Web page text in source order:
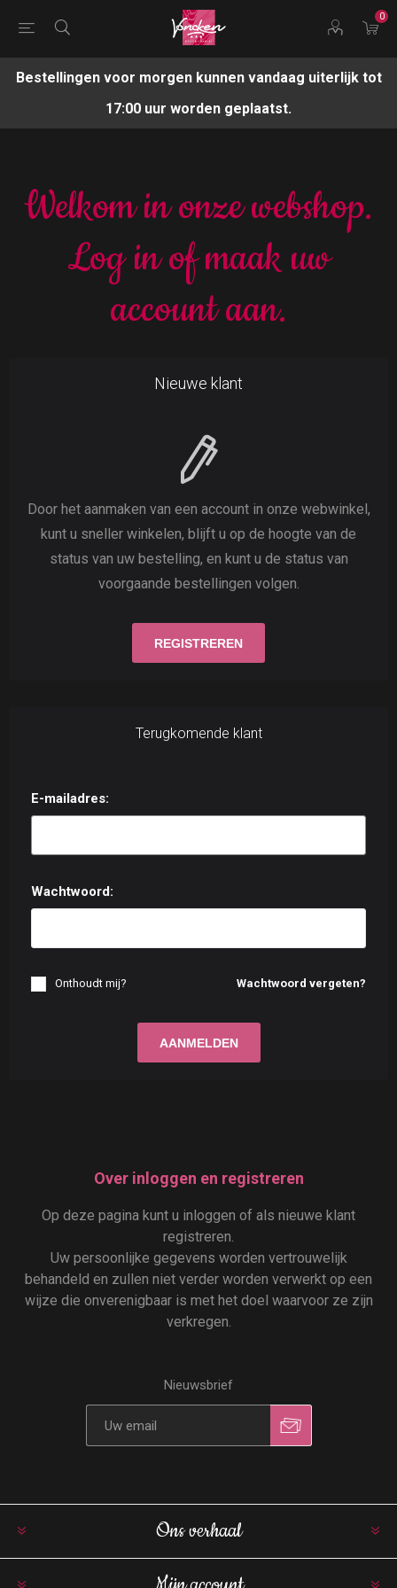
0
Bestellingen voor morgen kunnen vandaag uiterlijk tot
17:00 uur worden geplaatst.
Welkom in onze webshop.
Log in of maak uw
account aan.
Nieuwe klant
Door het aanmaken van een account in onze webwinkel,
kunt u sneller winkelen, blijft u op de hoogte van de
status van uw bestelling, en kunt u de status van
voorgaande bestellingen volgen.
Terugkomende klant
E-mailadres:
Wachtwoord:
Wachtwoord vergeten?
Onthoudt mij?
Over inloggen en registreren
Op deze pagina kunt u inloggen of als nieuwe klant
registreren.
Uw persoonlijke gegevens worden vertrouwelijk
behandeld en zullen niet verder worden verwerkt op een
wijze die onverenigbaar is met het doel waarvoor ze zijn
verkregen.
Nieuwsbrief
Ons verhaal